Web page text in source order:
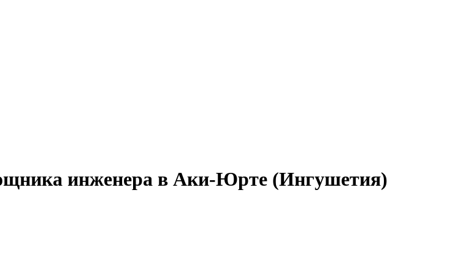
инженера в Аки-Юрте (Ингушетия)